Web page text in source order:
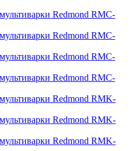
Redmond RMC-
Redmond RMC-
Redmond RMC-
Redmond RMC-
Redmond RMK-
Redmond RMK-
Redmond RMK-